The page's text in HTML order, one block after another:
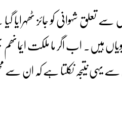
تعلق شہوانی کو جائز
ہیں۔ اب اگر ما ملکت
نتیجہ نکلتا ہے کہ ان سے